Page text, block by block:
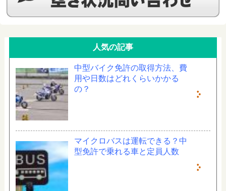
人気の記事
中型バイク免許の取得方法、費
用や日数はどれくらいかかる
の？
マイクロバスは運転できる？中
型免許で乗れる車と定員人数